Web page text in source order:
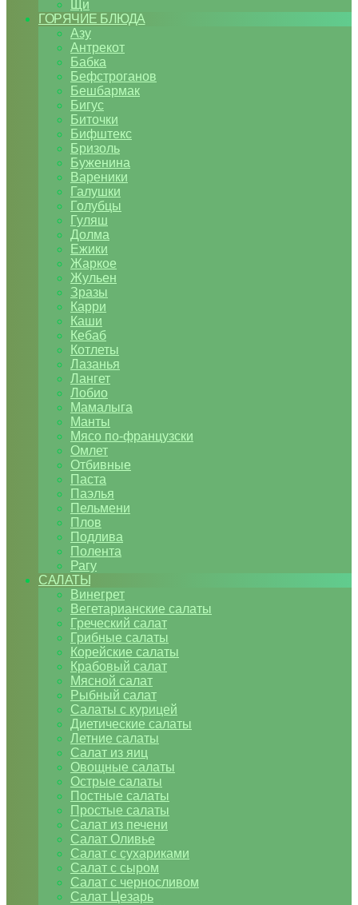
Щи
ГОРЯЧИЕ БЛЮДА
Азу
Антрекот
Бабка
Бефстроганов
Бешбармак
Бигус
Биточки
Бифштекс
Бризоль
Буженина
Вареники
Галушки
Голубцы
Гуляш
Долма
Ежики
Жаркое
Жульен
Зразы
Карри
Каши
Кебаб
Котлеты
Лазанья
Лангет
Лобио
Мамалыга
Манты
Мясо по-французски
Омлет
Отбивные
Паста
Паэлья
Пельмени
Плов
Подлива
Полента
Рагу
САЛАТЫ
Винегрет
Вегетарианские салаты
Греческий салат
Грибные салаты
Корейские салаты
Крабовый салат
Мясной салат
Рыбный салат
Салаты с курицей
Диетические салаты
Летние салаты
Салат из яиц
Овощные салаты
Острые салаты
Постные салаты
Простые салаты
Салат из печени
Салат Оливье
Салат с сухариками
Салат с сыром
Салат с черносливом
Салат Цезарь